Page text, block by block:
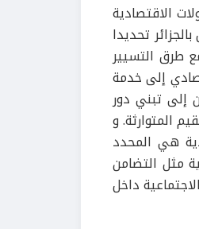
الاقتصادية
تحديدا
طرق التسيير
إلى خدمة
إلى تبني دور
المتوارثة. و
هي المحدد
مثل التضامن
داخل